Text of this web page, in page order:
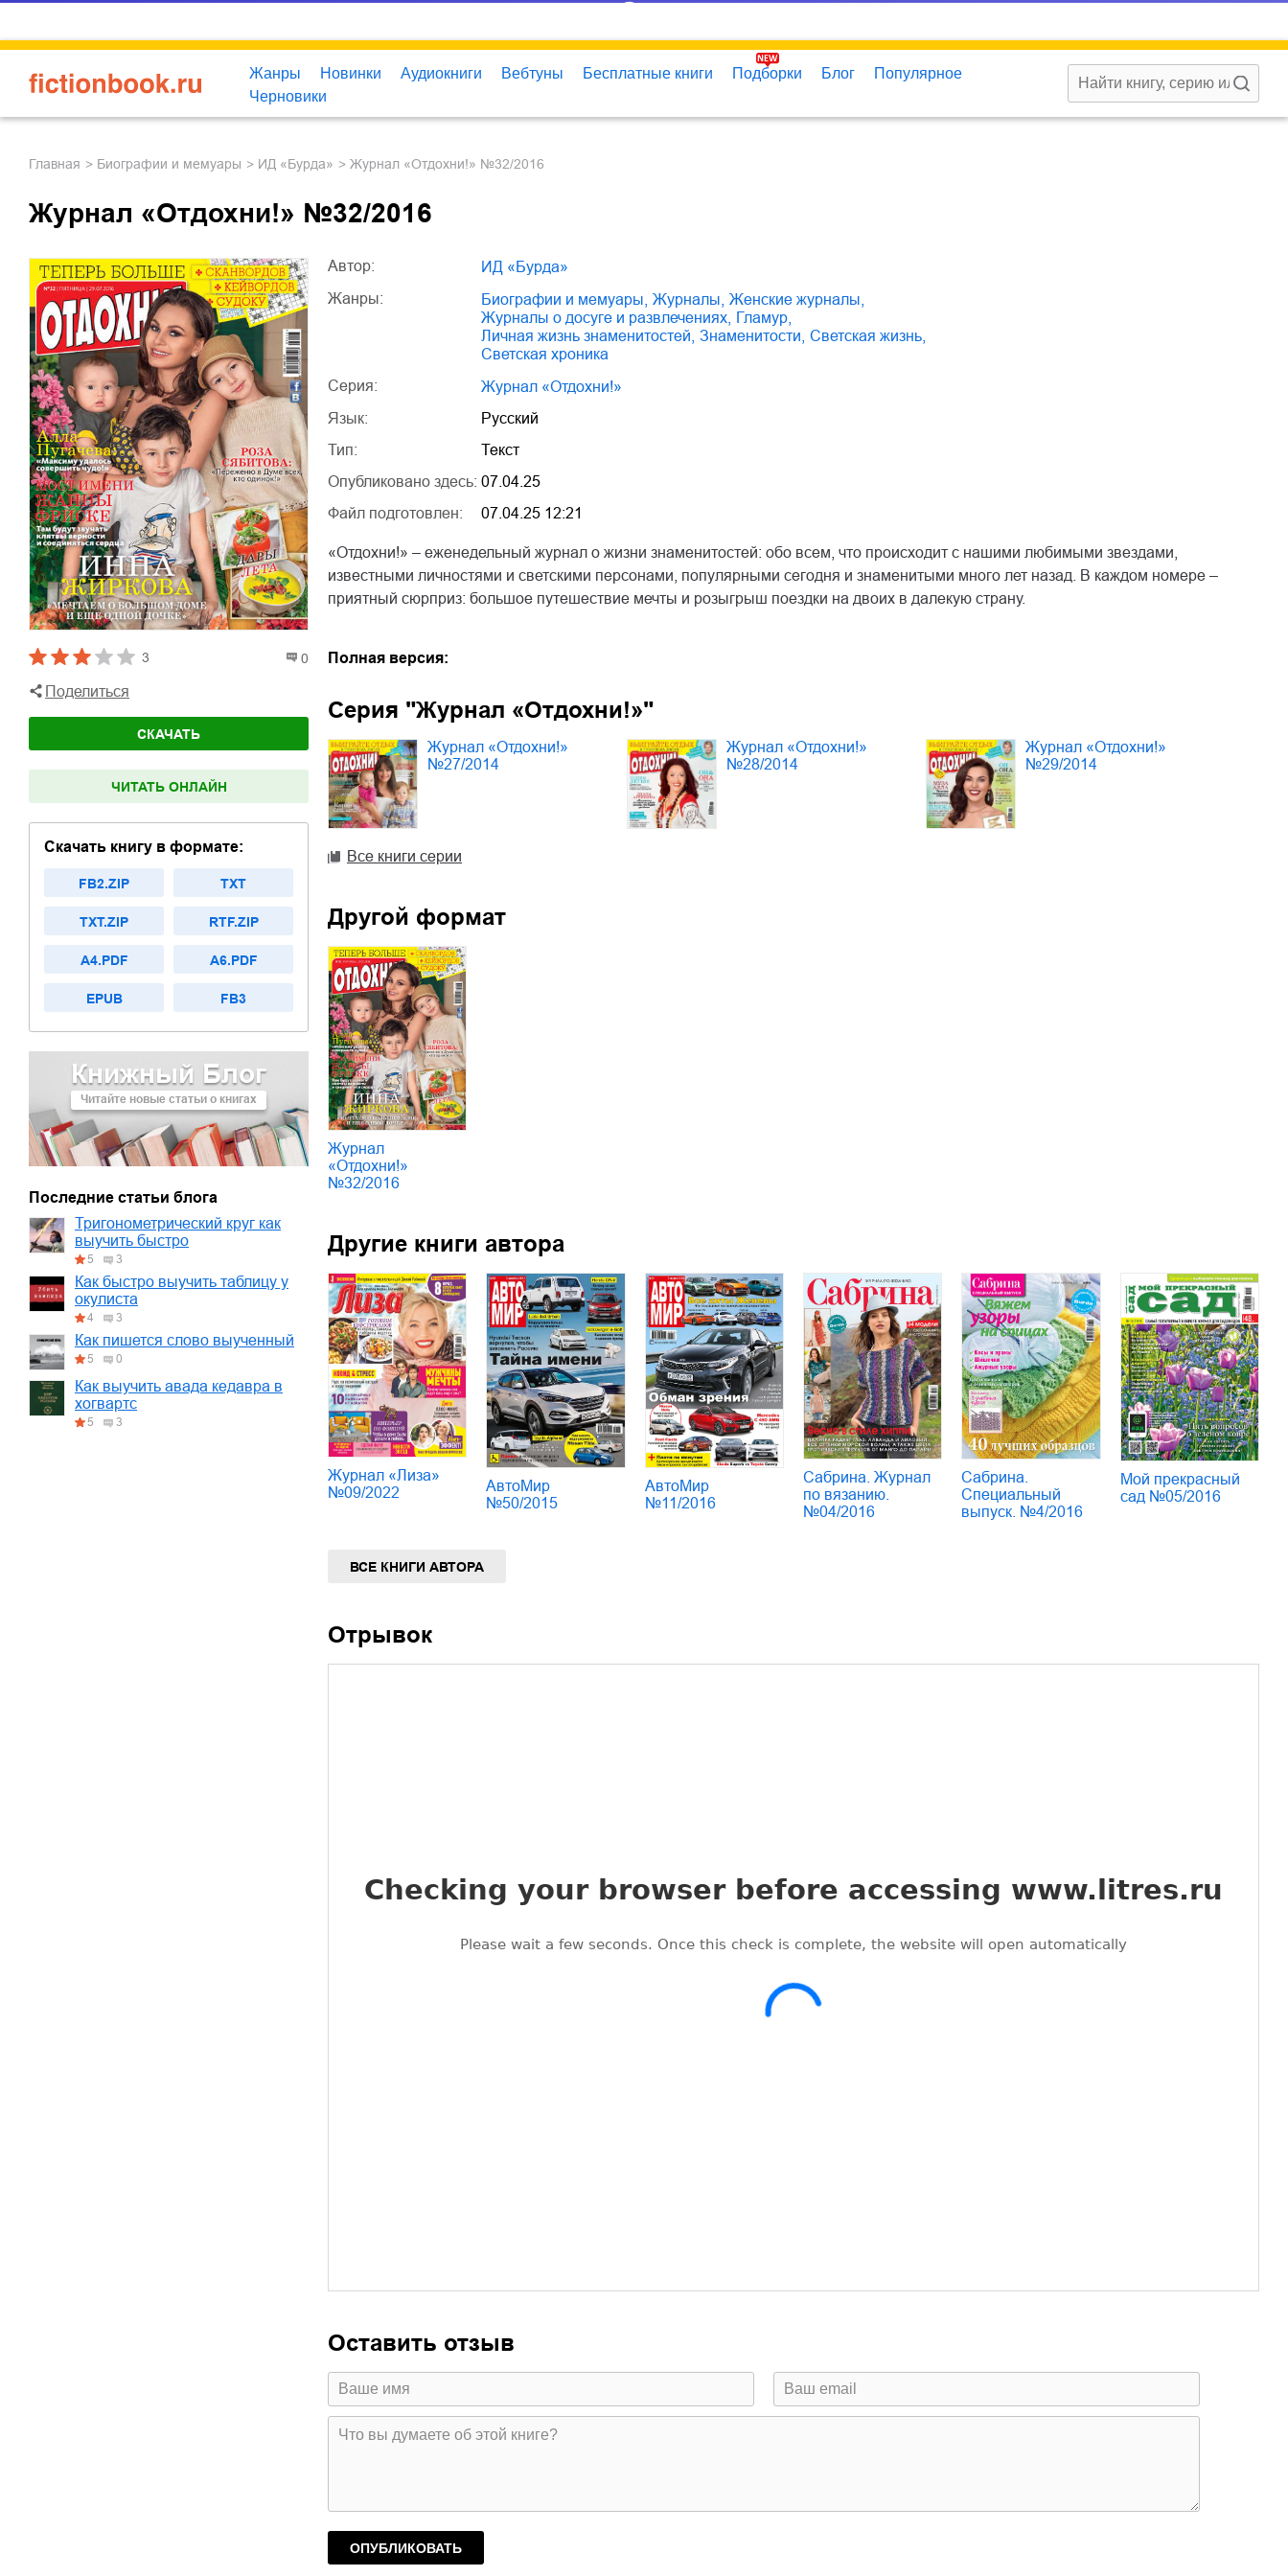
Жанры Новинки Аудиокниги Вебтуны Бесплатные книги Подборки Блог
Популярное
Черновики
Главная биографии и мемуары ИД «Бурда» Журнал «Отдохни!» №32/2016
Журнал «Отдохни!» №32/2016
3 0
Поделиться
СКАЧАТЬ
ЧИТАТЬ ОНЛАЙН
Скачать книгу в формате:
FB2.ZIP TXT
TXT.ZIP RTF.ZIP
A4.PDF A6.PDF
EPUB FB3
Книжный Блог
Читайте новые статьи о книгах
Последние статьи блога
Тригонометрический круг как
выучить быстро
5 3
Как быстро выучить таблицу у
окулиста
4 3
Как пишется слово выученный
5 0
Как выучить авада кедавра в
хогвартс
5 3
Автор:
ИД «Бурда»
Жанры:
биографии и мемуары журналы женские журналы
журналы о досуге и развлечениях
гламур
личная жизнь знаменитостей
знаменитости светская жизнь
светская хроника
Серия:
Журнал «Отдохни!»
Язык:
Русский
Тип:
Текст
Опубликовано здесь: 07.04.25
Файл подготовлен:
07.04.25 12:21
«Отдохни!» – еженедельный журнал о жизни знаменитостей: обо всем, что происходит с нашими любимыми звездами,
известными личностями и светскими персонами, популярными сегодня и знаменитыми много лет назад. В каждом номере –
приятный сюрприз: большое путешествие мечты и розыгрыш поездки на двоих в далекую страну.
Полная версия:
Серия "Журнал «Отдохни!»"
Журнал «Отдохни!»
№27/2014
Журнал «Отдохни!»
№28/2014
Журнал «Отдохни!»
№29/2014
Все книги серии
Другой формат
Журнал
«Отдохни!»
№32/2016
Другие книги автора
Журнал «Лиза»
№09/2022
АвтоМир
№50/2015
АвтоМир
№11/2016
Сабрина. Журнал
по вязанию.
№04/2016
Сабрина.
Специальный
выпуск. №4/2016
Мой прекрасный
сад №05/2016
ВСЕ КНИГИ АВТОРА
Отрывок
Оставить отзыв